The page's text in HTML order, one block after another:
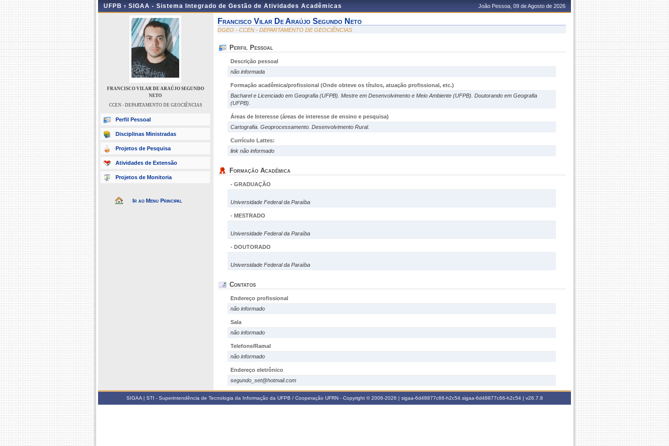
UFPB › SIGAA - Sistema Integrado de Gestão de Atividades Acadêmicas João Pessoa, 09 de Agosto de 2026
FRANCISCO VILAR DE ARAÚJO SEGUNDO
NETO
CCEN - DEPARTAMENTO DE GEOCIÊNCIAS
Perfil Pessoal
Disciplinas Ministradas
Projetos de Pesquisa
Atividades de Extensão
Projetos de Monitoria
Ir ao Menu Principal
Francisco Vilar De Araújo Segundo Neto
DGEO - CCEN - DEPARTAMENTO DE GEOCIÊNCIAS
Perfil Pessoal
Descrição pessoal
não informada
Formação acadêmica/profissional (Onde obteve os títulos, atuação profissional, etc.)
Bacharel e Licenciado em Geografia (UFPB). Mestre em Desenvolvimento e Meio Ambiente (UFPB). Doutorando em Geografia
(UFPB).
Áreas de Interesse (áreas de interesse de ensino e pesquisa)
Cartografia. Geoprocessamento. Desenvolvimento Rural.
Currículo Lattes:
link não informado
Formação Acadêmica
- GRADUAÇÃO
Universidade Federal da Paraíba
- MESTRADO
Universidade Federal da Paraíba
- DOUTORADO
Universidade Federal da Paraíba
Contatos
Endereço profissional
não informado
Sala
não informado
Telefone/Ramal
não informado
Endereço eletrônico
segundo_set@hotmail.com
SIGAA | STI - Superintendência de Tecnologia da Informação da UFPB / Cooperação UFRN - Copyright © 2006-2026 | sigaa-6d48877c66-h2c54.sigaa-6d48877c66-h2c54 | v26.7.8